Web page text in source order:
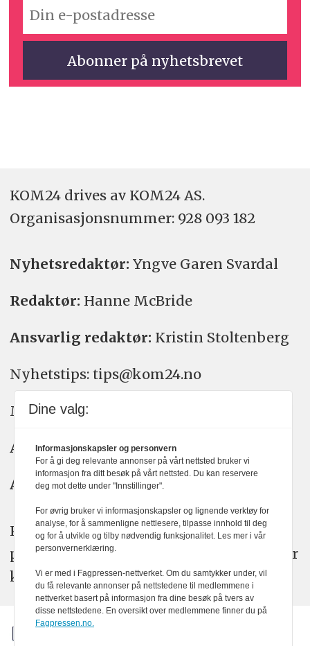
KOM24 drives av KOM24 AS.
Organisasjons­nummer: 928 093 182
Nyhetsredaktør: Yngve Garen Svardal
Redaktør: Hanne McBride
Ansvarlig redaktør: Kristin Stoltenberg
Nyhetstips: tips@kom24.no
Meninger: meninger@kom24.no
Annonse: annonse@watchmedia.no
Abonnement:kom24@watchmedia.no
KOM24 arbeider etter Vær Varsom-
plakatens regler for god presseskikk. Her
kan du lese mer omPFUsarbeid.
Dine valg:
Informasjonskapsler og personvern
For å gi deg relevante annonser på vårt nettsted bruker vi
informasjon fra ditt besøk på vårt nettsted. Du kan reservere
deg mot dette under "Innstillinger".
For øvrig bruker vi informasjonskapsler og lignende verktøy for
analyse, for å sammenligne nettlesere, tilpasse innhold til deg
og for å utvikle og tilby nødvendig funksjonalitet. Les mer i vår
personvernerklæring.
Vi er med i Fagpressen-nettverket. Om du samtykker under, vil
du få relevante annonser på nettstedene til medlemmene i
nettverket basert på informasjon fra dine besøk på tvers av
disse nettstedene. En oversikt over medlemmene finner du på
Fagpressen.no.